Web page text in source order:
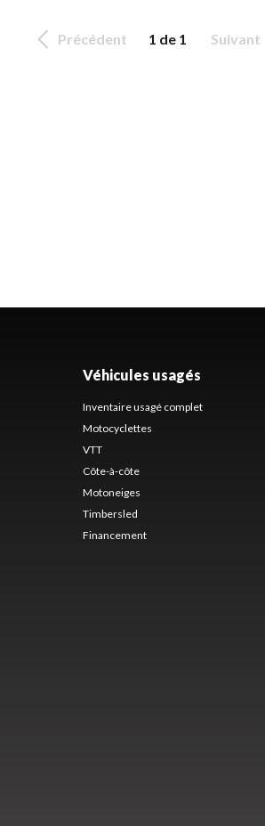
Précédent 1 de 1 Suivant
Véhicules usagés
Inventaire usagé complet
Motocyclettes
VTT
Côte-à-côte
Motoneiges
Timbersled
Financement